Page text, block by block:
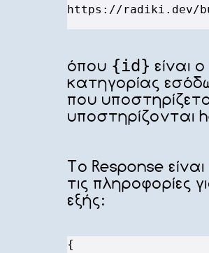
https://radiki.dev/
όπου {id} είναι
κατηγορίας
που
υποστηρίζονται
Το Response
τις πληροφορίες
εξής:
{